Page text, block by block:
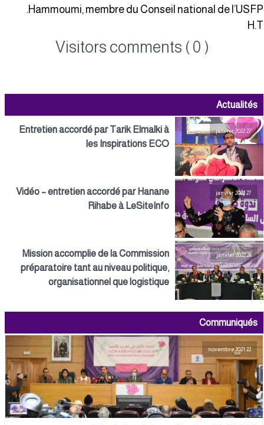
Hammoumi, membre du Conseil national de
Visitors comments ( 0 )
Actualités
27 janvier 2022
Entretien accordé par Tarik Elmalki à
les Inspirations ECO
27 janvier 2022
Vidéo – entretien accordé par Hanane
Rihabe à LeSiteInfo
26 janvier 2022
Mission accomplie de la Commission
préparatoire tant au niveau politique,
organisationnel que logistique
Communiqués
22 novembre 2021